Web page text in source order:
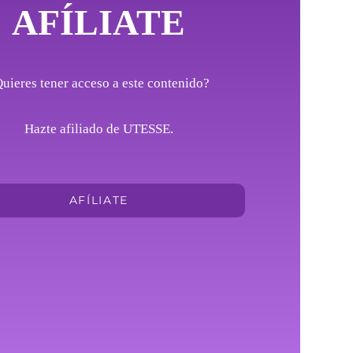
AFÍLIATE
tener acceso a este contenido?
Hazte afiliado de UTESSE.
AFÍLIATE